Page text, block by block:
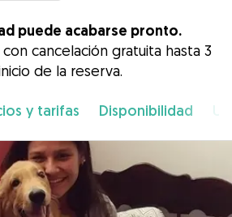
puede acabarse pronto.
con cancelación gratuita hasta 3
de la reserva.
y tarifas Disponibilidad